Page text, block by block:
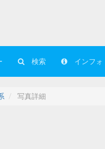
検索 インフォ
写真詳細